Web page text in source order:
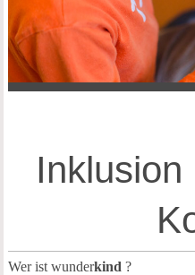
Wer ist wunderkind ?